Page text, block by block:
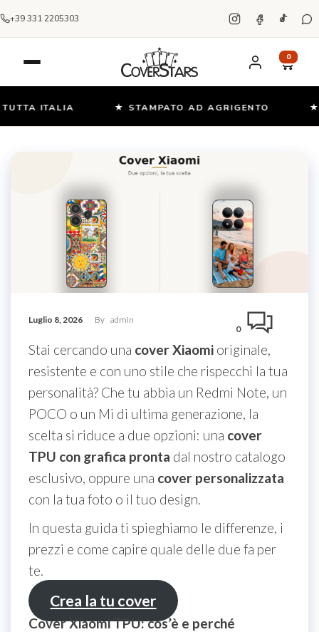
+39 331 2205303
0
ITALIA ★ STAMPATO AD AGRIGENTO ★
Luglio 8, 2026 By admin
0
Stai cercando una cover Xiaomi originale,
resistente e con uno stile che rispecchi la tua
personalità? Che tu abbia un Redmi Note, un
POCO o un Mi di ultima generazione, la
scelta si riduce a due opzioni: una cover
TPU con grafica pronta dal nostro catalogo
esclusivo, oppure una cover personalizzata
con la tua foto o il tuo design.
In questa guida ti spieghiamo le differenze, i
prezzi e come capire quale delle due fa per
te.
Crea la tu cover
Cover Xiaomi TPU: cos’è e perché